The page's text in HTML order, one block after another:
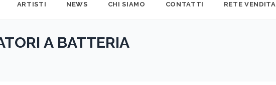
ARTISTI NEWS CHI SIAMO CONTATTI RETE VENDITA
A BATTERIA